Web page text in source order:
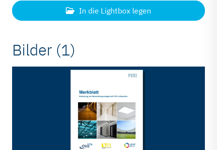
In die Lightbox legen
Bilder (1)